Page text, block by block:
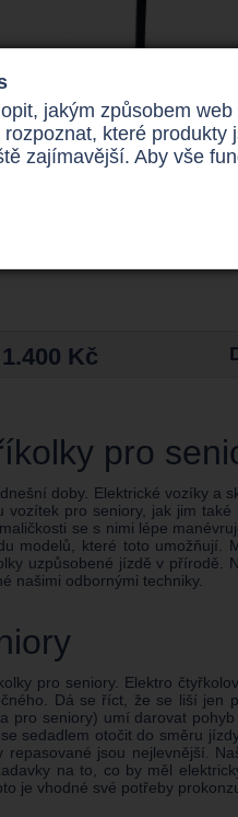
1.400 Kč
pro
doby. Elektrické vozíky
pro seniory, jak jim
se s nimi lépe
modelů, které toto
uzpůsobené jízdě v
našimi odbornými techniky.
pro seniory. Elektro
Dá se říct, že se liší
seniory) umí darovat
sedadlem otočit do směru
jsou nejlevnější.
na to, co by měl
je vhodné své potřeby
jakým způsobem
které
zajímavější. Aby vše